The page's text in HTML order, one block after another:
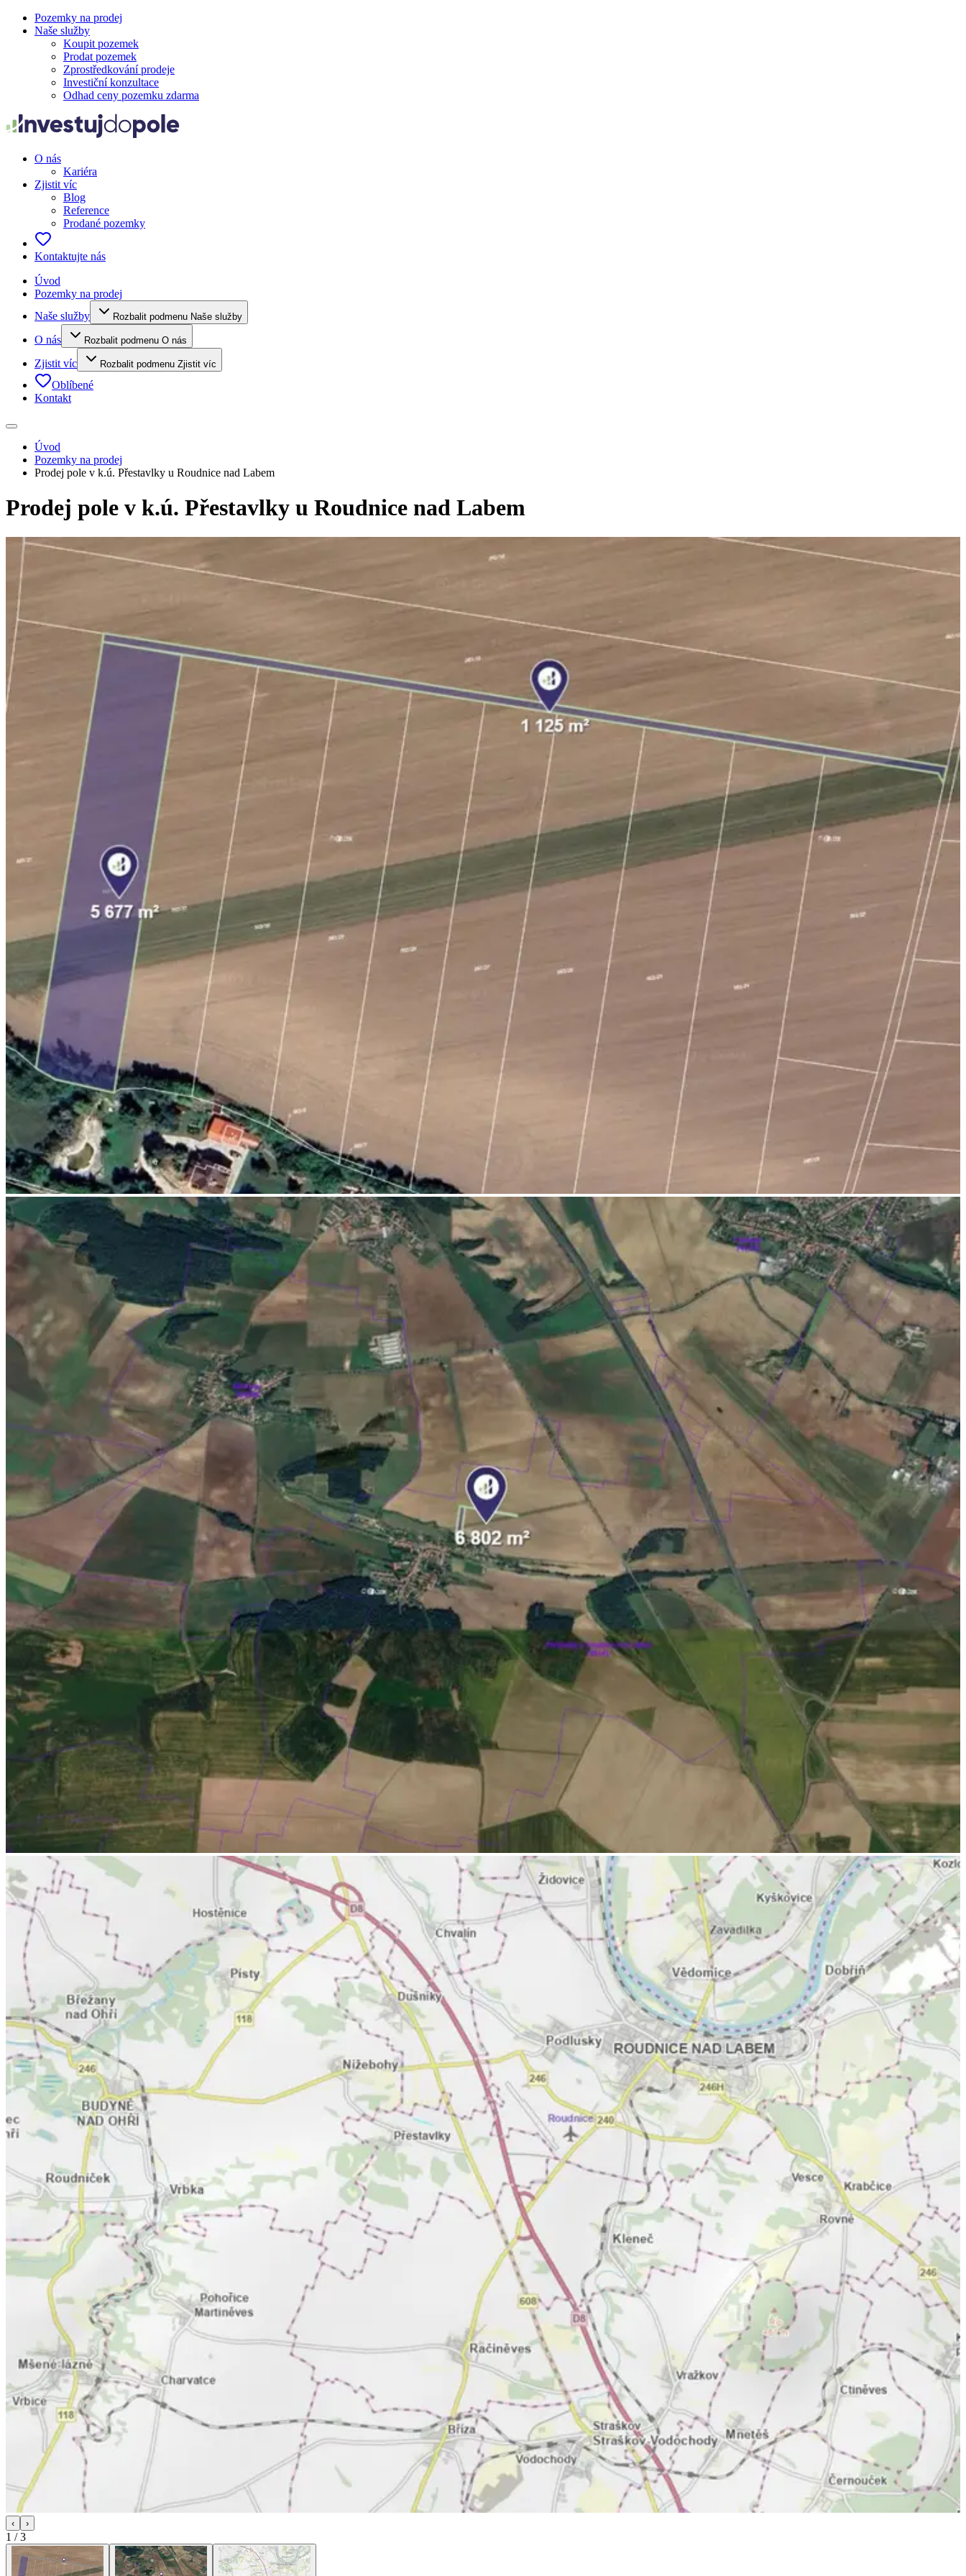
Pozemky na prodej
Naše služby
Koupit pozemek
Prodat pozemek
Zprostředkování prodeje
Investiční konzultace
Odhad ceny pozemku zdarma
O nás
Kariéra
Zjistit víc
Blog
Reference
Prodané pozemky
Kontaktujte nás
Úvod
Pozemky na prodej
Naše služby
Rozbalit podmenu Naše služby
O nás Rozbalit podmenu O nás
Zjistit víc Rozbalit podmenu Zjistit víc
Oblíbené
Kontakt
Úvod
Pozemky na prodej
Prodej pole v k.ú. Přestavlky u Roudnice nad Labem
Prodej pole v k.ú. Přestavlky u Roudnice nad Labem
‹ ›
1 /3